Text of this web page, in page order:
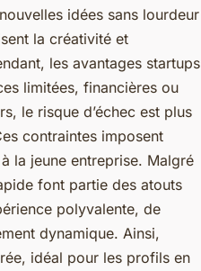
idées sans lourdeur
la créativité et
les avantages startups
limitées, financières ou
le risque d’échec est plus
contraintes imposent
la jeune entreprise. Malgré
font partie des atouts
polyvalente, de
dynamique. Ainsi,
idéal pour les profils en